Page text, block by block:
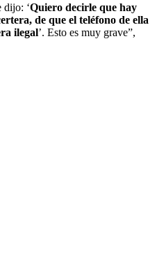
dijo: ‘Quiero decirle que hay
de que el teléfono de ella
ilegal’. Esto es muy grave”,